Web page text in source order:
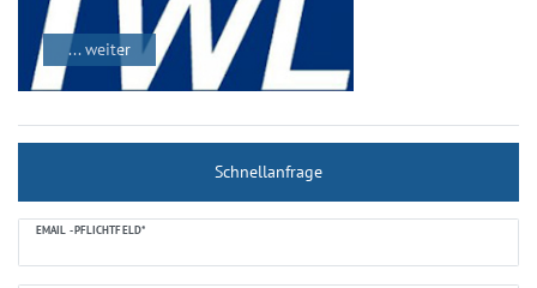
... weiter
Schnellanfrage
EMAIL - PFLICHTFELD*
Ceres::Template.mailFormHoneypotLabel